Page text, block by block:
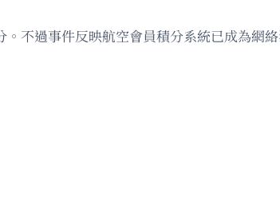
不過事件反映航空會員積分系統已成為網絡